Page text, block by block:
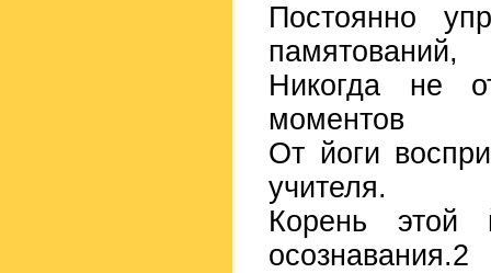
Постоянно
памятований,
Никогда не
моментов
От йоги
учителя.
Корень этой
осознавания.2